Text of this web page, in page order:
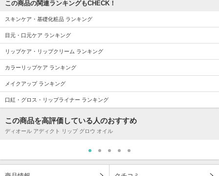
この商品の関連ランキングもCHECK！
スキンケア・基礎化粧品 ランキング
目元・口元ケア ランキング
リップケア・リップクリーム ランキング
カラーリップケア ランキング
メイクアップ ランキング
口紅・グロス・リップライナー ランキング
この商品を高評価している人のおすすめ
ディオール アディクト リップ グロウ オイル